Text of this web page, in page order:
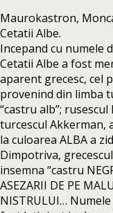
Maurokastron,
Cetatii Albe.
Incepand cu numele
Cetatii Albe a fost
aparent grecesc, cel
provenind din limba
“castru alb”;
turcescul
la culoarea ALBA a
Dimpotriva,
insemna “castru
ASEZARII DE PE
NISTRULUI…